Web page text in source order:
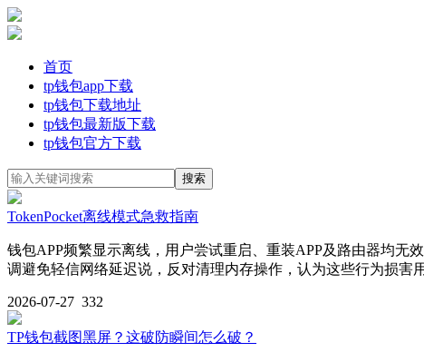
首页
tp钱包app下载
tp钱包下载地址
tp钱包最新版下载
tp钱包官方下载
TokenPocket离线模式急救指南
钱包APP频繁显示离线，用户尝试重启、重装APP及路由器均无
调避免轻信网络延迟说，反对清理内存操作，认为这些行为损害
2026-07-27 332
TP钱包截图黑屏？这破防瞬间怎么破？